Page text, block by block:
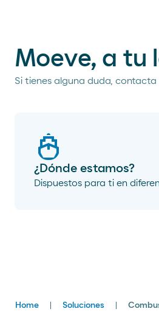
Moeve, a tu
Si tienes alguna duda, contacta
¿Dónde estamos?
Dispuestos para ti en
Breadcrumbs
Home Soluciones